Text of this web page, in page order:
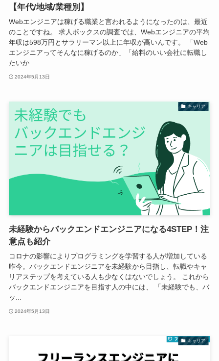
【年代/地域/業種別】
Webエンジニアは稼げる職業と言われるようになったのは、最近
のことですね。 求人ボックスの調査では、Webエンジニアの平均
年収は598万円とサラリーマン以上に年収が高いんです。 「Web
エンジニアってそんなに稼げるのか」「給料のいい会社に転職し
たいか...
2024年5月13日
キャリア
未経験からバックエンドエンジニアになる4STEP！注
意点も紹介
コロナの影響によりプログラミングを学習する人が増加している
昨今。バックエンドエンジニアを未経験から目指し、転職やキャ
リアステップを考えている人も少なくはないでしょう。 これから
バックエンドエンジニアを目指す人の中には、 「未経験でも、バ
ッ...
2024年5月13日
キャリア